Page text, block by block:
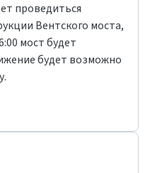
проведиться
Вентского моста,
мост будет
будет возможно